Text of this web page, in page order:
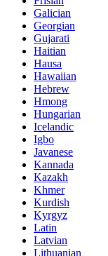
Galician
Georgian
Gujarati
Haitian
Hausa
Hawaiian
Hebrew
Hmong
Hungarian
Icelandic
Igbo
Javanese
Kannada
Kazakh
Khmer
Kurdish
Kyrgyz
Latin
Latvian
Lithuanian